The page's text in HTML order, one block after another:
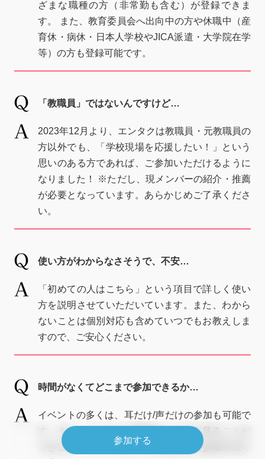
ざまな職種の方（非常勤も含む）が登録できま
す。 また、教育委員会へ出向中の方や休職中（産
育休・病休・日本人学校やJICA派遣・大学院在学
等）の方も登録可能です。
「教職員」ではないんですけど…
2023年12月より、エンタクは教職員・元教職員の
方以外でも、「学校現場を応援したい！」という
思いのある方であれば、ご参加いただけるように
なりました！ ※ただし、現メンバーの紹介・推薦
が必要となっています。あらかじめご了承くださ
い。
使い方がわからなさそうで、不安…
「初めての人はこちら」という項目で詳しく使い
方を説明させていただいています。また、わから
ないことは個別対応も含めていつでもお教えしま
すので、ご安心ください。
時間がなくてどこまで参加できるか…
イベントの多くは、耳だけ/声だけの参加も可能で
す。また、アーカイブ動画はいつでも見ることが
できます。ライフスタイルに合わせた参加方法で
参加する